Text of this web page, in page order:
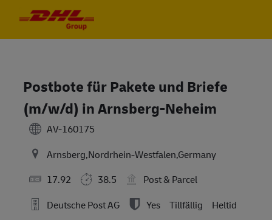
Postbote für Pakete und Briefe
(m/w/d) in Arnsberg-Neheim
AV-160175
Arnsberg,Nordrhein-Westfalen,Germany
17.92
38.5
Post & Parcel
Deutsche Post AG
Yes Tillfällig Heltid